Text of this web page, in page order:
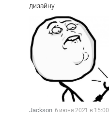
дизайну
Jackson 6 июня 2021 в 15:00